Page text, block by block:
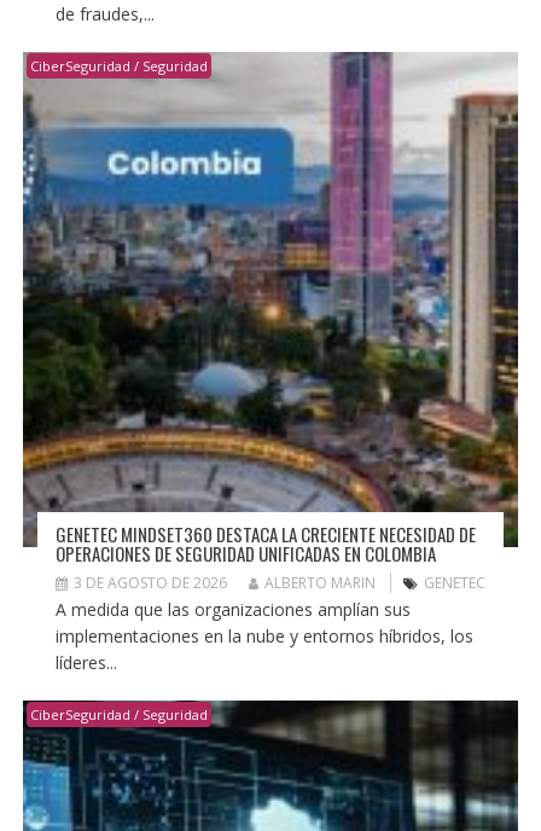
de fraudes,...
CiberSeguridad / Seguridad
GENETEC MINDSET360 DESTACA LA CRECIENTE NECESIDAD DE
OPERACIONES DE SEGURIDAD UNIFICADAS EN COLOMBIA
3 DE AGOSTO DE 2026 ALBERTO MARIN GENETEC
A medida que las organizaciones amplían sus
implementaciones en la nube y entornos híbridos, los
líderes...
CiberSeguridad / Seguridad